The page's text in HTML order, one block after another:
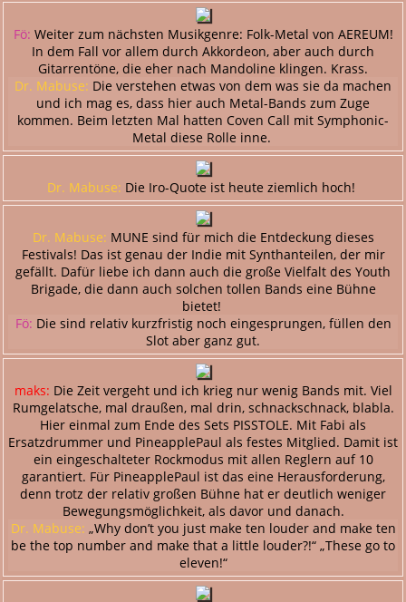
Fö: Weiter zum nächsten Musikgenre: Folk-Metal von AEREUM!
In dem Fall vor allem durch Akkordeon, aber auch durch
Gitarrentöne, die eher nach Mandoline klingen. Krass.
Dr. Mabuse: Die verstehen etwas von dem was sie da machen
und ich mag es, dass hier auch Metal-Bands zum Zuge
kommen. Beim letzten Mal hatten Coven Call mit Symphonic-
Metal diese Rolle inne.
Dr. Mabuse: Die Iro-Quote ist heute ziemlich hoch!
Dr. Mabuse: MUNE sind für mich die Entdeckung dieses
Festivals! Das ist genau der Indie mit Synthanteilen, der mir
gefällt. Dafür liebe ich dann auch die große Vielfalt des Youth
Brigade, die dann auch solchen tollen Bands eine Bühne
bietet!
Fö: Die sind relativ kurzfristig noch eingesprungen, füllen den
Slot aber ganz gut.
maks: Die Zeit vergeht und ich krieg nur wenig Bands mit. Viel
Rumgelatsche, mal draußen, mal drin, schnackschnack, blabla.
Hier einmal zum Ende des Sets PISSTOLE. Mit Fabi als
Ersatzdrummer und PineapplePaul als festes Mitglied. Damit ist
ein eingeschalteter Rockmodus mit allen Reglern auf 10
garantiert. Für PineapplePaul ist das eine Herausforderung,
denn trotz der relativ großen Bühne hat er deutlich weniger
Bewegungsmöglichkeit, als davor und danach.
Dr. Mabuse: „Why don’t you just make ten louder and make ten
be the top number and make that a little louder?!“ „These go to
eleven!“